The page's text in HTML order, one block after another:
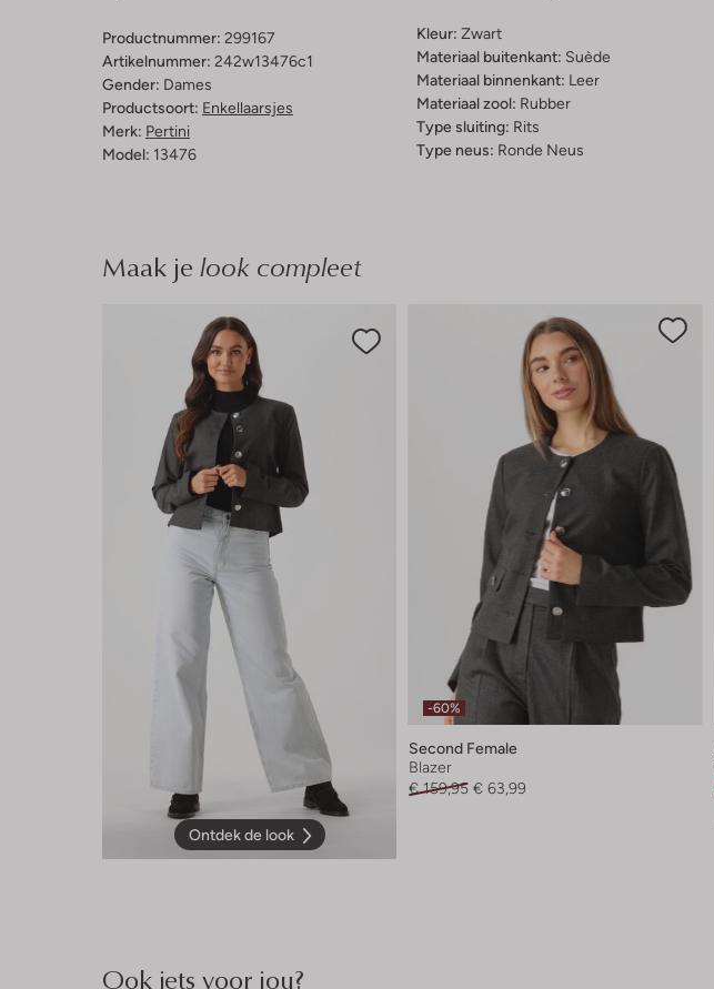
Productnummer: 299167
Artikelnummer: 242w13476c1
Gender: Dames
Productsoort: Enkellaarsjes
Merk: Pertini
Model: 13476
Kleur: Zwart
Materiaal buitenkant: Suède
Materiaal binnenkant: Leer
Materiaal zool: Rubber
Type sluiting: Rits
Type neus: Ronde Neus
Maak je look compleet
Ontdek de look
-60%
Second Female
Blazer
€ 159,95 € 63,99
Ook iets voor jou?